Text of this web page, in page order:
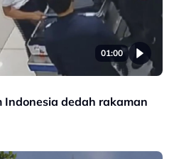
01:00
Indonesia dedah rakaman